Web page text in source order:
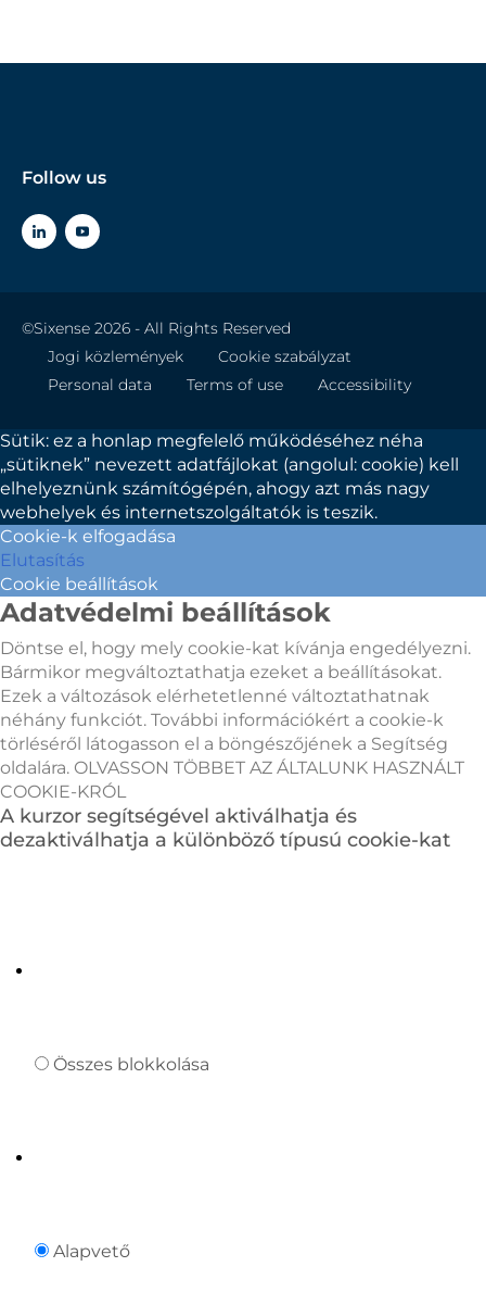
Follow us
©Sixense 2026 - All Rights Reserved
Jogi közlemények
Cookie szabályzat
Personal data
Terms of use Accessibility
Sütik: ez a honlap megfelelő működéséhez néha
„sütiknek” nevezett adatfájlokat (angolul: cookie) kell
elhelyeznünk számítógépén, ahogy azt más nagy
webhelyek és internetszolgáltatók is teszik.
Cookie-k elfogadása
Elutasítás
Cookie beállítások
Adatvédelmi beállítások
Döntse el, hogy mely cookie-kat kívánja engedélyezni.
Bármikor megváltoztathatja ezeket a beállításokat.
Ezek a változások elérhetetlenné változtathatnak
néhány funkciót. További információkért a cookie-k
törléséről látogasson el a böngészőjének a Segítség
oldalára. OLVASSON TÖBBET AZ ÁLTALUNK HASZNÁLT
COOKIE-KRÓL
A kurzor segítségével aktiválhatja és
dezaktiválhatja a különböző típusú cookie-kat
Összes blokkolása
Alapvető